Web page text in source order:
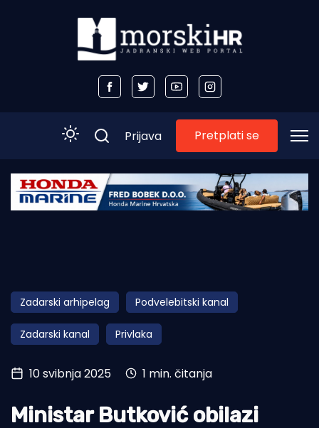
Početna
Obala
Otoci
Turizam i nautika
Pomorstvo
Ribolov
Prijava Pretplati se
Zadarski arhipelag Podvelebitski kanal
Zadarski kanal Privlaka
10 svibnja 2025 1 min. čitanja
Ministar Butković obilazi